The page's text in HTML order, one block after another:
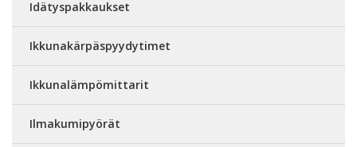
Idätyspakkaukset
Ikkunakärpäspyydytimet
Ikkunalämpömittarit
Ilmakumipyörät